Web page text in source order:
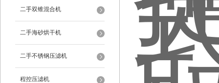
二手双锥混合机
二手海砂烘干机
二手不锈钢压滤机
程控压滤机